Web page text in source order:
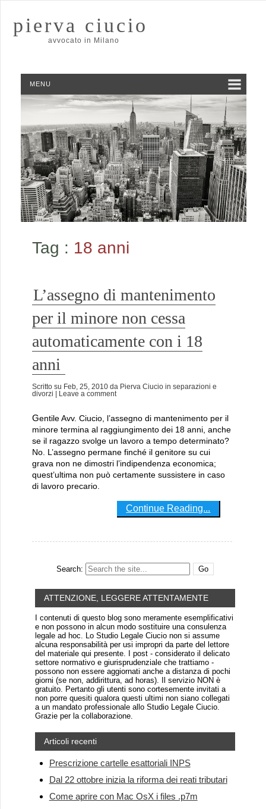
pierva ciucio
avvocato in Milano
MENU
Tag : 18 anni
L’assegno di mantenimento
per il minore non cessa
automaticamente con i 18
anni
Scritto su Feb, 25, 2010 da Pierva Ciucio in separazioni e
divorzi
| Leave a comment
Gentile Avv. Ciucio, l’assegno di mantenimento per il
minore termina al raggiungimento dei 18 anni, anche
se il ragazzo svolge un lavoro a tempo determinato?
No. L’assegno permane finché il genitore su cui
grava non ne dimostri l’indipendenza economica;
quest’ultima non può certamente sussistere in caso
di lavoro precario.
Continue Reading...
Search:
ATTENZIONE, LEGGERE ATTENTAMENTE
I contenuti di questo blog sono meramente esemplificativi
e non possono in alcun modo sostituire una consulenza
legale ad hoc. Lo Studio Legale Ciucio non si assume
alcuna responsabilità per usi impropri da parte del lettore
del materiale qui presente. I post - considerato il delicato
settore normativo e giurisprudenziale che trattiamo -
possono non essere aggiornati anche a distanza di pochi
giorni (se non, addirittura, ad horas). Il servizio NON è
gratuito. Pertanto gli utenti sono cortesemente invitati a
non porre quesiti qualora questi ultimi non siano collegati
a un mandato professionale allo Studio Legale Ciucio.
Grazie per la collaborazione.
Articoli recenti
Prescrizione cartelle esattoriali INPS
Dal 22 ottobre inizia la riforma dei reati tributari
Come aprire con Mac OsX i files .p7m